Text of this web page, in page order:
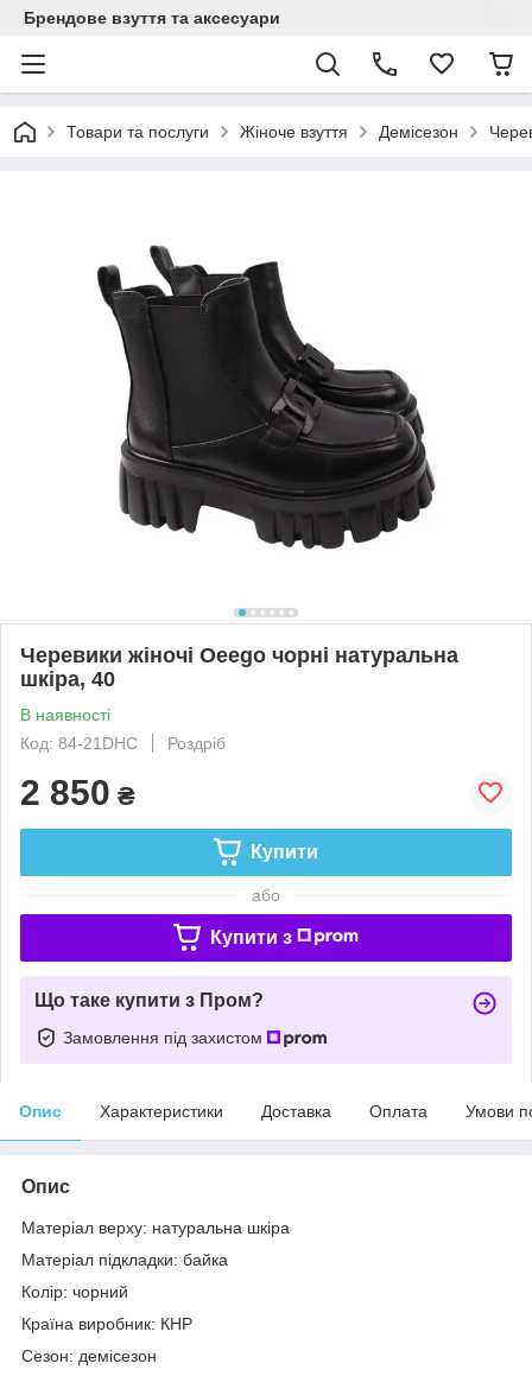
Брендове взуття та аксесуари
Товари та послуги Жіноче взуття Демісезон
Черевики жіночі Oeego чорні натуральна
шкіра, 40
В наявності
Код: 84-21DHC
Роздріб
2 850 ₴
Купити
або
Купити з
Що таке купити з Пром?
Замовлення під захистом
Опис Характеристики Доставка Оплата Умови
Опис
Матеріал верху: натуральна шкіра
Матеріал підкладки: байка
Колір: чорний
Країна виробник: КНР
Сезон: демісезон